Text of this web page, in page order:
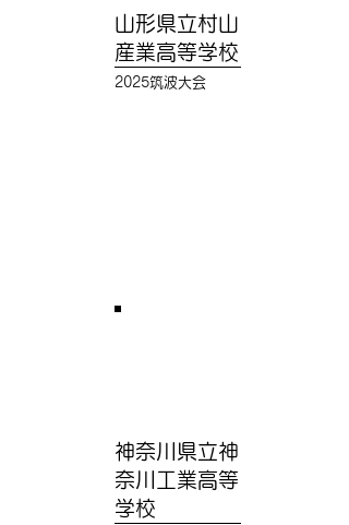
山形県立村山
産業高等学校
2025筑波大会
神奈川県立神
奈川工業高等
学校